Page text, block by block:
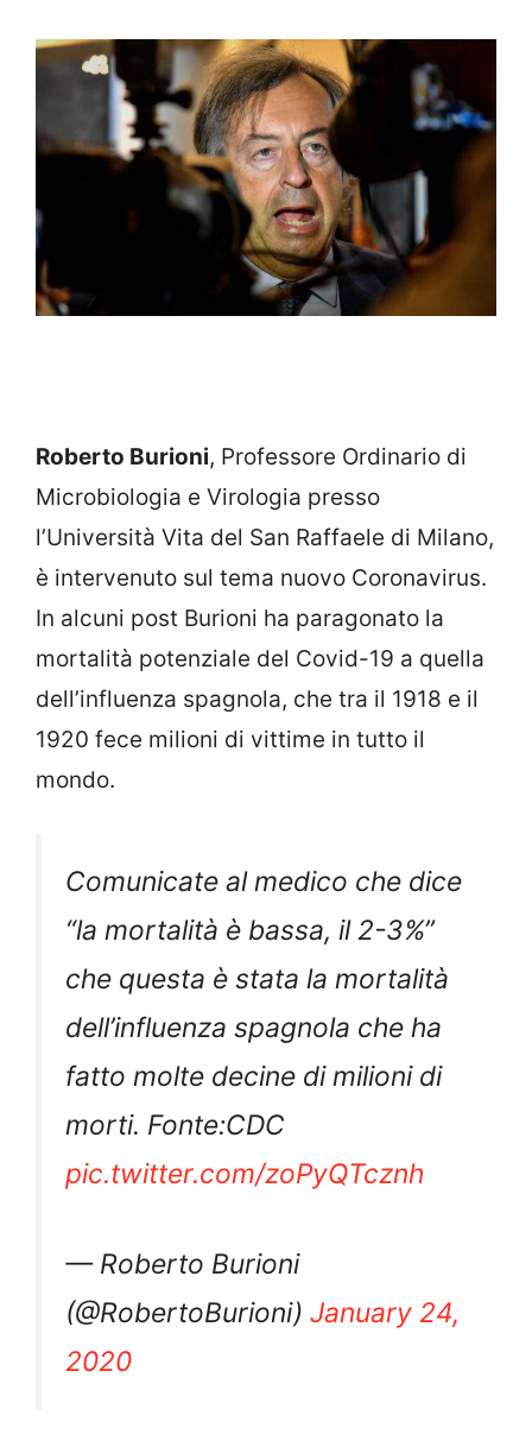
Roberto Burioni, Professore Ordinario di
Microbiologia e Virologia presso
l’Università Vita del San Raffaele di Milano,
è intervenuto sul tema nuovo Coronavirus.
In alcuni post Burioni ha paragonato la
mortalità potenziale del Covid-19 a quella
dell’influenza spagnola, che tra il 1918 e il
1920 fece milioni di vittime in tutto il
mondo.
Comunicate al medico che dice
“la mortalità è bassa, il 2-3%”
che questa è stata la mortalità
dell’influenza spagnola che ha
fatto molte decine di milioni di
morti. Fonte:CDC
pic.twitter.com/zoPyQTcznh
— Roberto Burioni
(@RobertoBurioni) January 24,
2020